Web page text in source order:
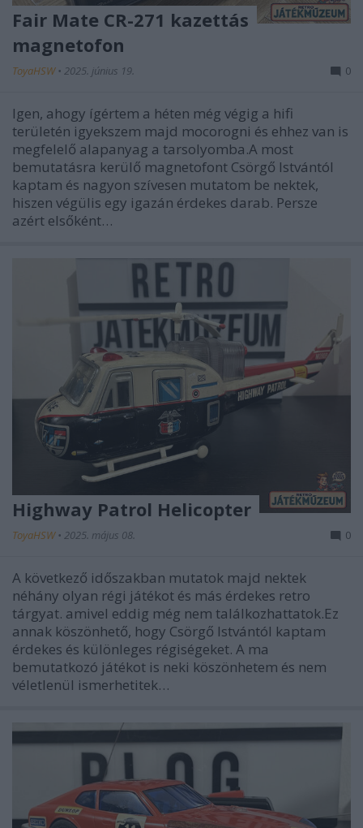
Fair Mate CR-271 kazettás
magnetofon
ToyaHSW • 2025. június 19. 0
Igen, ahogy ígértem a héten még végig a hifi
területén igyekszem majd mocorogni és ehhez van is
megfelelő alapanyag a tarsolyomba.A most
bemutatásra kerülő magnetofont Csörgő Istvántól
kaptam és nagyon szívesen mutatom be nektek,
hiszen végülis egy igazán érdekes darab. Persze
azért elsőként…
Highway Patrol Helicopter
ToyaHSW • 2025. május 08. 0
A következő időszakban mutatok majd nektek
néhány olyan régi játékot és más érdekes retro
tárgyat. amivel eddig még nem találkozhattatok.Ez
annak köszönhető, hogy Csörgő Istvántól kaptam
érdekes és különleges régiségeket. A ma
bemutatkozó játékot is neki köszönhetem és nem
véletlenül ismerhetitek…